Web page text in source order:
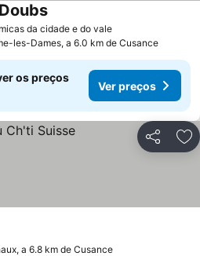
da cidade e do valeVer preços
Ver preços
les-Dames, a 6.0 km de Cusance
os preços
Ver preços
Partilhar
a 6.8 km de Cusance